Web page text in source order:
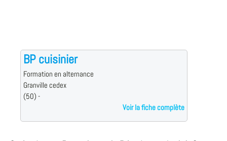
BP cuisinier
Formation en alternance
Granville cedex
(50) -
Voir la fiche complète